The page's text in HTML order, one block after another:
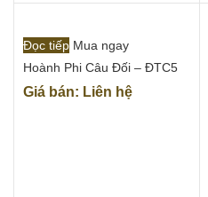
Đọc tiếp Mua ngay
Hoành Phi Câu Đối – ĐTC5
Giá bán: Liên hệ